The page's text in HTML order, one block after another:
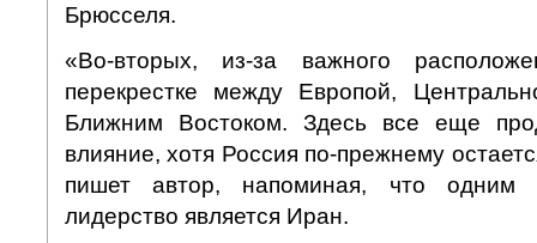
Брюсселя.
«Во-вторых, из-за важного
перекрестке между Европой,
Ближним Востоком. Здесь все еще
влияние, хотя Россия по-прежнему
пишет автор, напоминая, что одним
лидерство является Иран.